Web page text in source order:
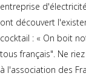
entreprise
ont découvert
cocktail : « On boit
tous français". Ne
à l'association des